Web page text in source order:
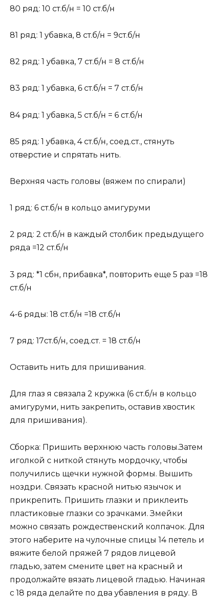
80 ряд: 10 ст.б/н = 10 ст.б/н
81 ряд: 1 убавка, 8 ст.б/н = 9ст.б/н
82 ряд: 1 убавка, 7 ст.б/н = 8 ст.б/н
83 ряд: 1 убавка, 6 ст.б/н = 7 ст.б/н
84 ряд: 1 убавка, 5 ст.б/н = 6 ст.б/н
85 ряд: 1 убавка, 4 ст.б/н, соед.ст., стянуть
отверстие и спрятать нить.
Верхняя часть головы (вяжем по спирали)
1 ряд: 6 ст.б/н в кольцо амигуруми
2 ряд: 2 ст.б/н в каждый столбик предыдущего
ряда =12 ст.б/н
3 ряд: *1 сбн, прибавка*, повторить еще 5 раз =18
ст.б/н
4-6 ряды: 18 ст.б/н =18 ст.б/н
7 ряд: 17ст.б/н, соед.ст. = 18 ст.б/н
Оставить нить для пришивания.
Для глаз я связала 2 кружка (6 ст.б/н в кольцо
амигуруми, нить закрепить, оставив хвостик
для пришивания).
Сборка: Пришить верхнюю часть головы.Затем
иголкой с ниткой стянуть мордочку, чтобы
получились щечки нужной формы. Вышить
ноздри. Связать красной нитью язычок и
прикрепить. Пришить глазки и приклеить
пластиковые глазки со зрачками. Змейки
можно связать рождественский колпачок. Для
этого наберите на чулочные спицы 14 петель и
вяжите белой пряжей 7 рядов лицевой
гладью, затем смените цвет на красный и
продолжайте вязать лицевой гладью. Начиная
с 18 ряда делайте по два убавления в ряду. В